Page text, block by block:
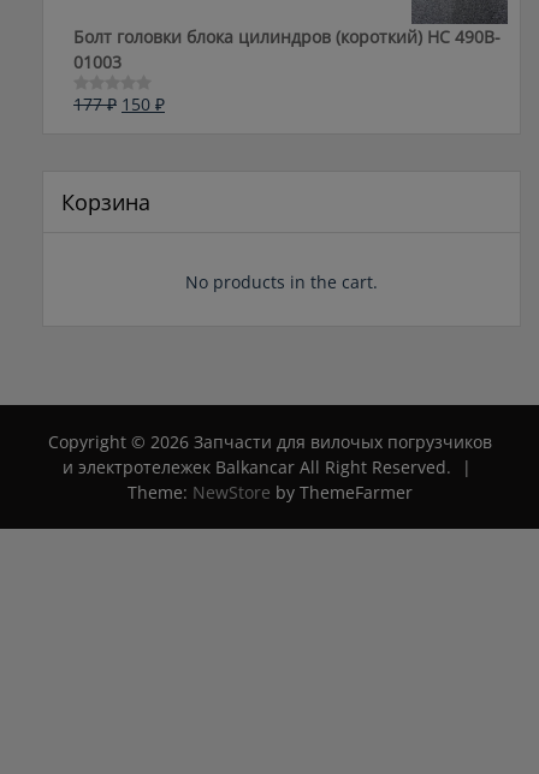
Болт головки блока цилиндров (короткий) НС 490B-
01003
Оценка
177₽ Первоначальная
150 ₽Текущая
Корзина
No products in the cart.
Copyright © 2026 Запчасти для вилочых погрузчиков
и электротележек Balkancar All Right Reserved.
|
Theme: NewStore by ThemeFarmer